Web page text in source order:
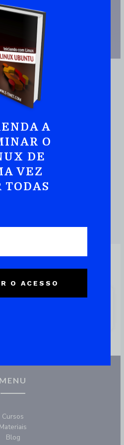
PESSOAS QUE JÁ TEM UMA CÓPIA
Com Linux De Maneira
E Rápida
DO EBOOK
Rmdir: Como
MENU
Cursos
Materiais
Blog
A
O
DE
VEZ
TODAS
O ACESSO